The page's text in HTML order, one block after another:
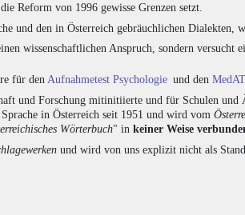
die Reform von 1996 gewisse Grenzen setzt.
und den in Österreich gebräuchlichen Dialekten,
wissenschaftlichen Anspruch, sondern
für den Aufnahmetest Psychologie und den
und Forschung mitinitiierte und für Schulen
in Österreich seit 1951 und wird vom
Wörterbuch" in keiner Weise
und wird von uns explizit nicht als